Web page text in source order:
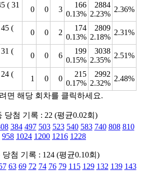
( 31
0 0 3
166
0.13%
2884
2.23%
2.36%
(
0 0 2
174
0.13%
2809
2.18%
2.31%
(
0 0 6
199
0.15%
3038
2.35%
2.51%
(
1 0 0
215
0.17%
2992
2.32%
2.48%
면 해당 회차를 클릭하세요.
첨 기록 : 22 (평균0.02회)
384 497 503 523 540 583 740 808 810
958 1024 1200 1216 1228
첨 기록 : 124 (평균0.10회)
63 69 72 74 76 79 115 129 132 139 143